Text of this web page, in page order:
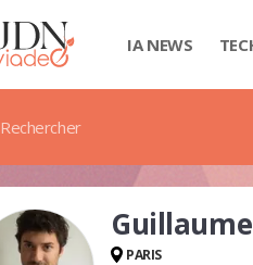
IA NEWS
Rechercher
Guillaume
PARIS